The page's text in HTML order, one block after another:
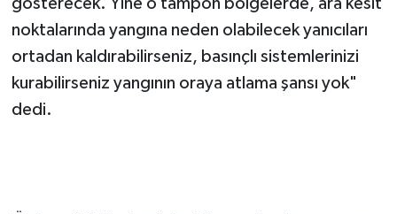
gösterecek. Yine o tampon bölgelerde, ara kesit
noktalarında yangına neden olabilecek yanıcıları
ortadan kaldırabilirseniz, basınçlı sistemlerinizi
kurabilirseniz yangının oraya atlama şansı yok"
dedi.